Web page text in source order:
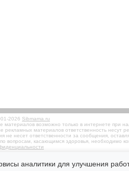
2026 Sibmama.ru
материалов возможно только в интернете при
рекламных материалов ответственность несут
не несет ответственности за сообщения,
вопросам, касающимся здоровья, необходимо
аналитики для улучшения